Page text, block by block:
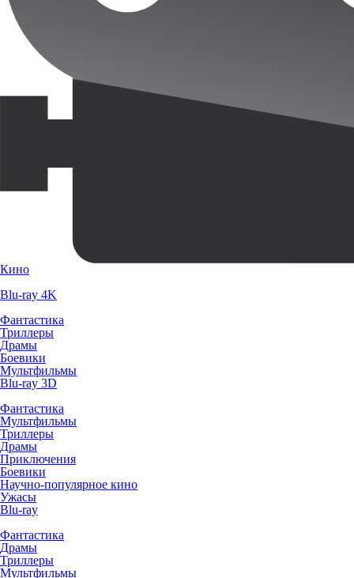
Кино
Blu-ray 4K
Фантастика
Триллеры
Драмы
Боевики
Мультфильмы
Blu-ray 3D
Фантастика
Мультфильмы
Триллеры
Драмы
Приключения
Боевики
Научно-популярное кино
Ужасы
Blu-ray
Фантастика
Драмы
Триллеры
Мультфильмы